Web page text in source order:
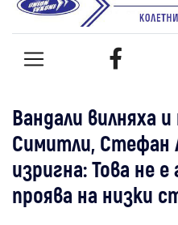
Вандали вилняха
Симитли, Стефан
изригна: Това не
проява на низки